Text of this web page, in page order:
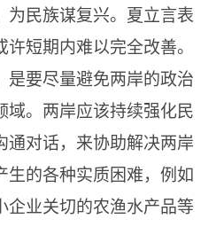
为民族谋复兴。夏立言表
短期内难以完全改善。
是要尽量避免两岸的政治
域。两岸应该持续强化民
通对话，来协助解决两岸
生的各种实质困难，例如
企业关切的农渔水产品等